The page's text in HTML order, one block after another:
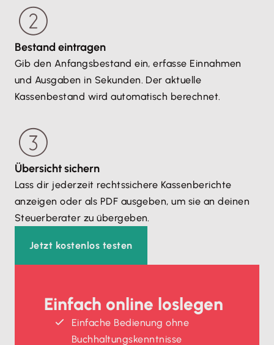
Bestand eintragen
Gib den Anfangsbestand ein, erfasse Einnahmen
und Ausgaben in Sekunden. Der aktuelle
Kassenbestand wird automatisch berechnet.
Übersicht sichern
Lass dir jederzeit rechtssichere Kassenberichte
anzeigen oder als PDF ausgeben, um sie an deinen
Steuerberater zu übergeben.
Jetzt kostenlos testen
Einfach online loslegen
Einfache Bedienung ohne
Buchhaltungskenntnisse